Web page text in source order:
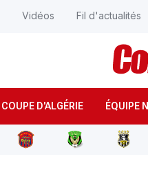
COUPE D'ALGÉRIE ÉQUIPE
Vidéos Fil d'actualités